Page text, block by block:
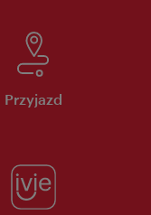
Przyjazd